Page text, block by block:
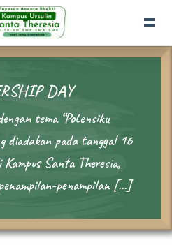
DAY
tema “Potensiku
diadakan pada tanggal 16
Santa Theresia,
penampilan […]